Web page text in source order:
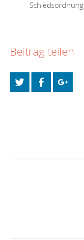
Schiedsordnung
Beitrag teilen